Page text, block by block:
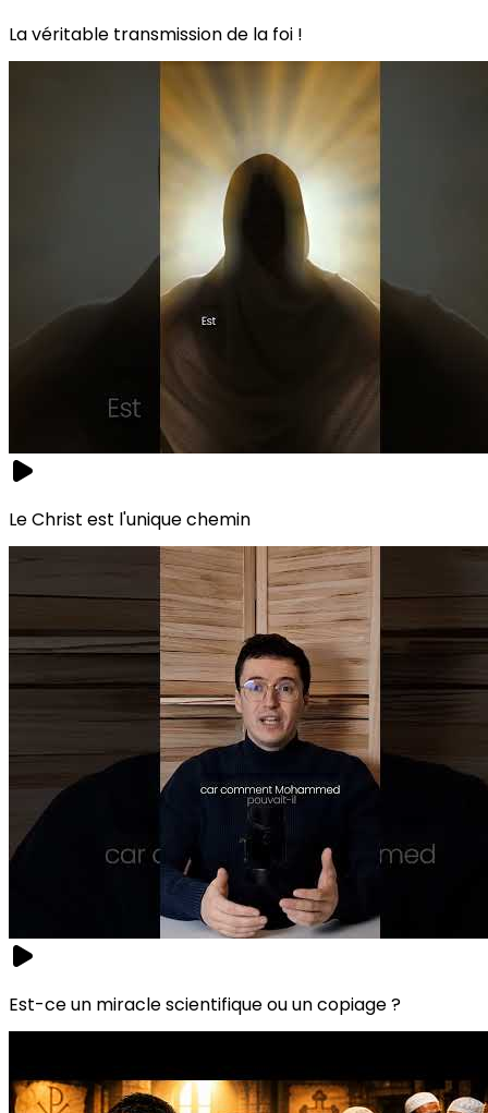
La véritable transmission de la foi !
Le Christ est l'unique chemin
Est-ce un miracle scientifique ou un copiage ?